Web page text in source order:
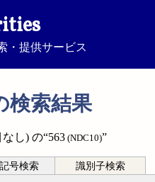
・提供サービス
検索結果
し) の“563 (NDC10)”
号検索 識別子検索